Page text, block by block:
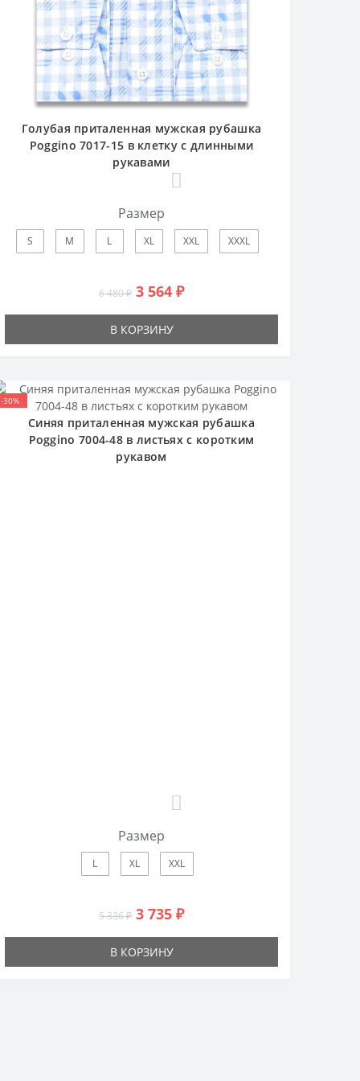
Голубая приталенная мужская рубашка
Poggino 7017-15 в клетку с длинными
рукавами
Размер
S M L XL XXL XXXL
6 480 ₽ 3 564 ₽
В КОРЗИНУ
-30%
Синяя приталенная мужская рубашка
Poggino 7004-48 в листьях с коротким
рукавом
Размер
L XL XXL
5 336 ₽ 3 735 ₽
В КОРЗИНУ